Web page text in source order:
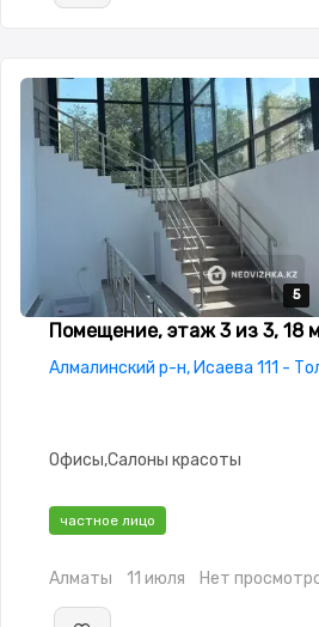
5
5
5
5
5
Помещение, этаж 3 из 3, 18
Алмалинский р-н, Исаева 111 -
Офисы,Салоны красоты
частное лицо
Алматы 11 июля Нет